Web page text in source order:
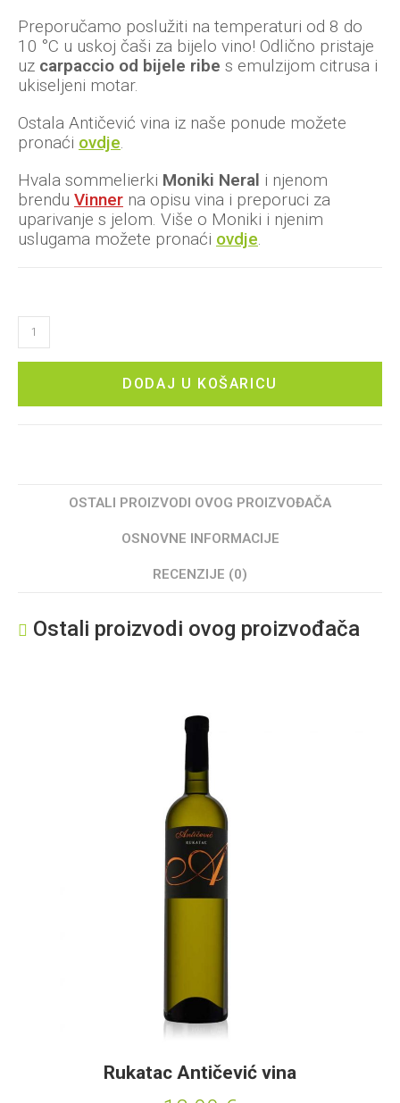
Preporučamo poslužiti na temperaturi od 8 do
10 °C u uskoj čaši za bijelo vino! Odlično pristaje
uz carpaccio od bijele ribe s emulzijom citrusa i
ukiseljeni motar.
Ostala Antičević vina iz naše ponude možete
pronaći ovdje.
Hvala sommelierki Moniki Neral i njenom
brendu Vinner na opisu vina i preporuci za
uparivanje s jelom. Više o Moniki i njenim
uslugama možete pronaći ovdje.
DODAJ U KOŠARICU
OSTALI PROIZVODI OVOG PROIZVOĐAČA
OSNOVNE INFORMACIJE
RECENZIJE (0)
Ostali proizvodi ovog proizvođača
Rukatac Antičević vina